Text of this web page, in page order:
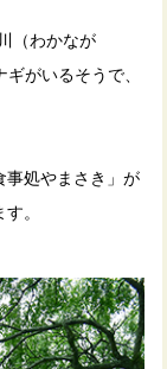
（わかなが
ギがいるそうで、
事処やまさき」が
。